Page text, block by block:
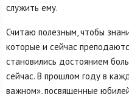
служить ему.
Считаю полезным, чтобы
которые и сейчас
становились достоянием
сейчас. В прошлом году в
важном», посвященные